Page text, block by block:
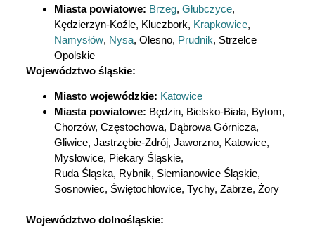
Miasta powiatowe: Brzeg, Głubczyce,
Kędzierzyn-Koźle, Kluczbork, Krapkowice,
Namysłów, Nysa, Olesno, Prudnik, Strzelce
Opolskie
Województwo śląskie:
Miasto wojewódzkie: Katowice
Miasta powiatowe: Będzin, Bielsko-Biała, Bytom,
Chorzów, Częstochowa, Dąbrowa Górnicza,
Gliwice, Jastrzębie-Zdrój, Jaworzno, Katowice,
Mysłowice, Piekary Śląskie,
Ruda Śląska, Rybnik, Siemianowice Śląskie,
Sosnowiec, Świętochłowice, Tychy, Zabrze, Żory
Województwo dolnośląskie: